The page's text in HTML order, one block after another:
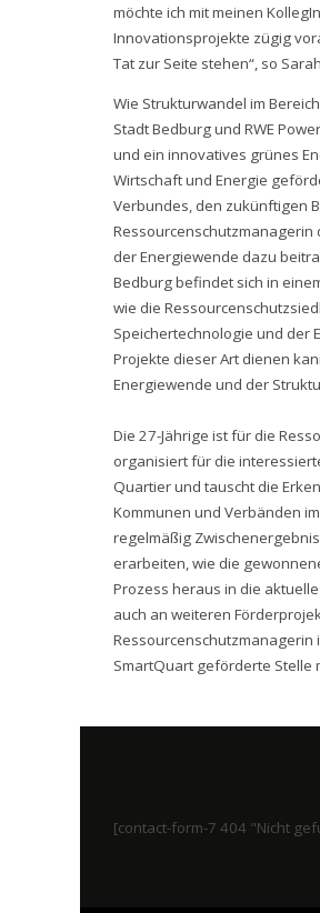
möchte ich mit meinen
Innovationsprojekte zügig
Tat zur Seite stehen“, so
Wie Strukturwandel im
Stadt Bedburg und RWE
und ein innovatives grünes
Wirtschaft und Energie
Verbundes, den zukünftigen
Ressourcenschutzmanagerin
der Energiewende dazu
Bedburg befindet sich in
wie die
Speichertechnologie und der
Projekte dieser Art dienen
Energiewende und der
Die 27-Jährige ist für die
organisiert für die
Quartier und tauscht die
Kommunen und Verbänden
regelmäßig
erarbeiten, wie die
Prozess heraus in die
auch an weiteren
Ressourcenschutzmanagerin
SmartQuart geförderte Stelle
[contact-form-7 404 "Nicht